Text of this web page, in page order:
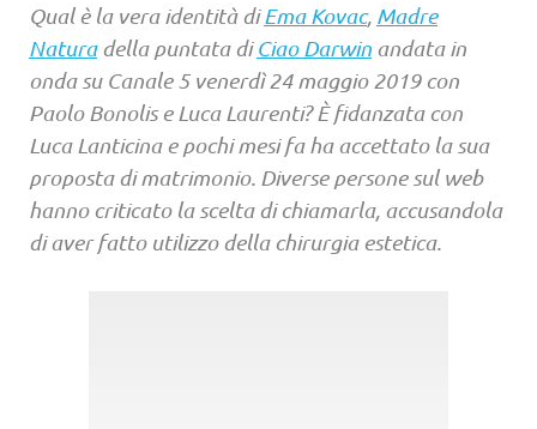
Qual è la vera identità diEma Kovac, Madre
Naturadella puntata diCiao Darwin andata in
onda su Canale 5 venerdì 24 maggio 2019 con
Paolo Bonolis e Luca Laurenti? È fidanzata con
Luca Lanticina e pochi mesi fa ha accettato la sua
proposta di matrimonio. Diverse persone sul web
hanno criticato la scelta di chiamarla, accusandola
di aver fatto utilizzo della chirurgia estetica.